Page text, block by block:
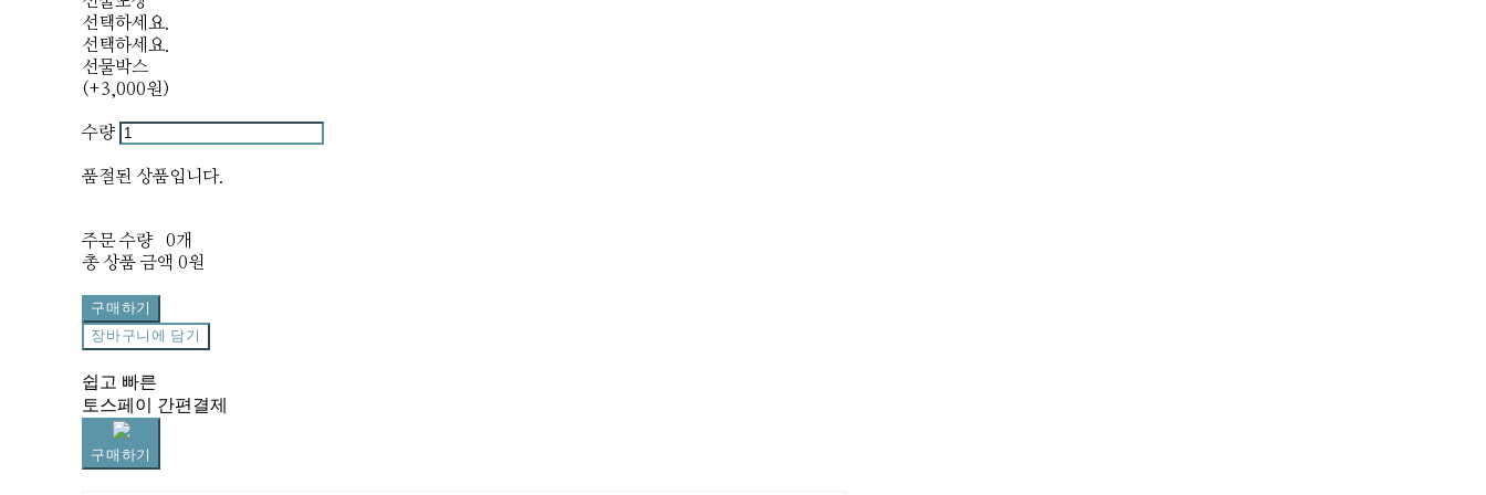
선택하세요.
선택하세요.
선물박스
(+3,000원)
수량
품절된 상품입니다.
주문 수량
0개
총 상품 금액 0원
구매하기
장바구니에 담기
쉽고 빠른
토스페이 간편결제
구매하기